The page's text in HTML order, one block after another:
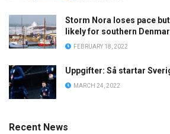
Storm Nora loses pace
likely for southern
FEBRUARY 18, 2022
Uppgifter: Så startar
MARCH 24, 2022
Recent News